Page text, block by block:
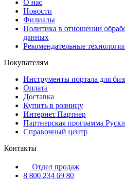
О нас
Новости
Филиалы
Политика в отношении
данных
Рекомендательные
Покупателям
Инструменты портала для
Оплата
Доставка
Купить в розницу
Интернет Партнер
Партнерская программа
Справочный центр
Контакты
Отдел продаж
8 800 234 69 80